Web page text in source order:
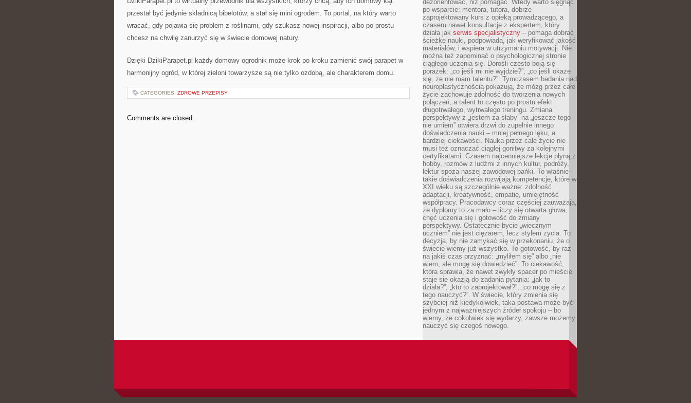
przestał być jedynie składnicą bibelotów, a stał się mini ogrodem. To portal, na który warto
wracać, gdy pojawia się problem z roślinami, gdy szukasz nowej inspiracji, albo po prostu
chcesz na chwilę zanurzyć się w świecie domowej natury.
Dzięki DzikiParapet.pl każdy domowy ogrodnik może krok po kroku zamienić swój parapet w
harmonijny ogród, w której zieloni towarzysze są nie tylko ozdobą, ale charakterem domu.
CATEGORIES: ZDROWE PRZEPISY
Comments are closed.
dezorientować, niż pomagać. Wtedy warto sięgnąć
po wsparcie: mentora, tutora, dobrze
zaprojektowany kurs z opieką prowadzącego, a
czasem nawet konsultacje z ekspertem, który
działa jak serwis specjalistyczny – pomaga dobrać
ścieżkę nauki, podpowiada, jak weryfikować jakość
materiałów, i wspiera w utrzymaniu motywacji. Nie
można też zapominać o psychologicznej stronie
ciągłego uczenia się. Dorośli często boją się
porażek: „co jeśli mi nie wyjdzie?”, „co jeśli okaże
się, że nie mam talentu?”. Tymczasem badania nad
neuroplastycznością pokazują, że mózg przez całe
życie zachowuje zdolność do tworzenia nowych
połączeń, a talent to często po prostu efekt
długotrwałego, wytrwałego treningu. Zmiana
perspektywy z „jestem za słaby” na „jeszcze tego
nie umiem” otwiera drzwi do zupełnie innego
doświadczenia nauki – mniej pełnego lęku, a
bardziej ciekawości. Nauka przez całe życie nie
musi też oznaczać ciągłej gonitwy za kolejnymi
certyfikatami. Czasem najcenniejsze lekcje płyną z
hobby, rozmów z ludźmi z innych kultur, podróży,
lektur spoza naszej zawodowej bańki. To właśnie
takie doświadczenia rozwijają kompetencje, które w
XXI wieku są szczególnie ważne: zdolność
adaptacji, kreatywność, empatię, umiejętność
współpracy. Pracodawcy coraz częściej zauważają,
że dyplomy to za mało – liczy się otwarta głowa,
chęć uczenia się i gotowość do zmiany
perspektywy. Ostatecznie bycie „wiecznym
uczniem” nie jest ciężarem, lecz stylem życia. To
decyzja, by nie zamykać się w przekonaniu, że o
świecie wiemy już wszystko. To gotowość, by raz
na jakiś czas przyznać: „myliłem się” albo „nie
wiem, ale mogę się dowiedzieć”. To ciekawość,
która sprawia, że nawet zwykły spacer po mieście
staje się okazją do zadania pytania: „jak to
działa?”, „kto to zaprojektował?”, „co mogę się z
tego nauczyć?”. W świecie, który zmienia się
szybciej niż kiedykolwiek, taka postawa może być
jednym z najważniejszych źródeł spokoju – bo
wiemy, że cokolwiek się wydarzy, zawsze możemy
nauczyć się czegoś nowego.